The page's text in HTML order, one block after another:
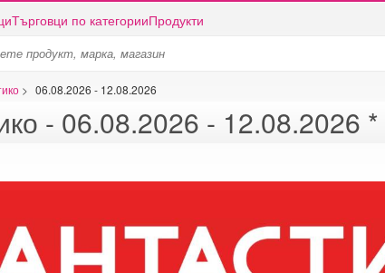
Търговци по категорииПродукти
> 06.08.2026 - 12.08.2026
Брошура на Фантастико - 06.08.2026 - 12.08.2026 *